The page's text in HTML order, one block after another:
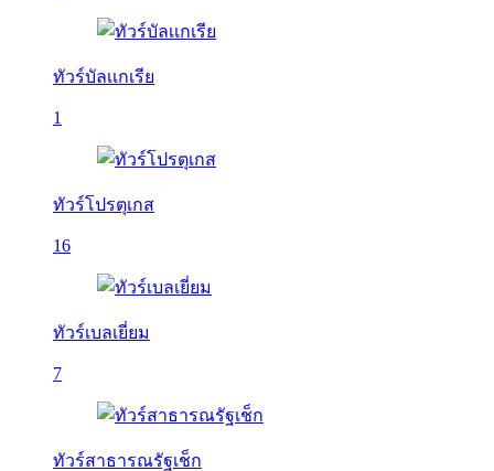
ทัวร์บัลเเกเรีย
1
ทัวร์โปรตุเกส
16
ทัวร์เบลเยี่ยม
7
ทัวร์สาธารณรัฐเช็ก